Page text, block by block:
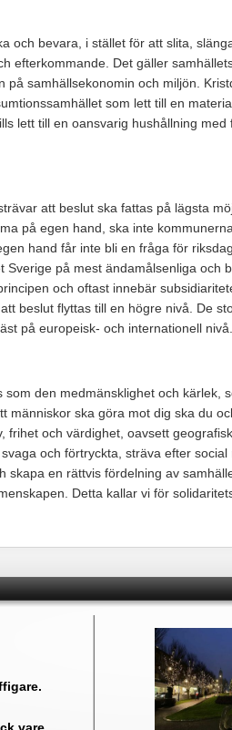
och bevara, i stället för att slita,
efterkommande. Det gäller
på samhällsekonomin och miljön.
som lett till en
lett till en oansvarig hushållning
att beslut ska fattas på lägsta
på egen hand, ska inte
hand får inte bli en fråga för
Sverige på mest ändamålsenliga och
och oftast innebär
beslut flyttas till en högre nivå. De
på europeisk- och internationell nivå.
som den medmänsklighet och kärlek,
människor ska göra mot dig ska du
frihet och värdighet, oavsett
och förtryckta, sträva efter
skapa en rättvis fördelning av
Detta kallar vi för